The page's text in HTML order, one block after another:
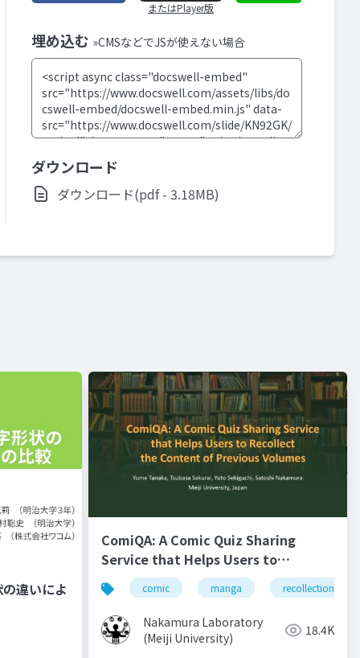
またはPlayer版
埋め込む »CMSなどでJSが使えない場合
ダウンロード
ダウンロード(pdf - 3.18MB)
違いによ
ComiQA: A Comic Quiz Sharing
Service that Helps Users to
Recollect the Content of Previous
Volumes
comic manga recollection
Nakamura Laboratory
(Meiji University)
18.4K